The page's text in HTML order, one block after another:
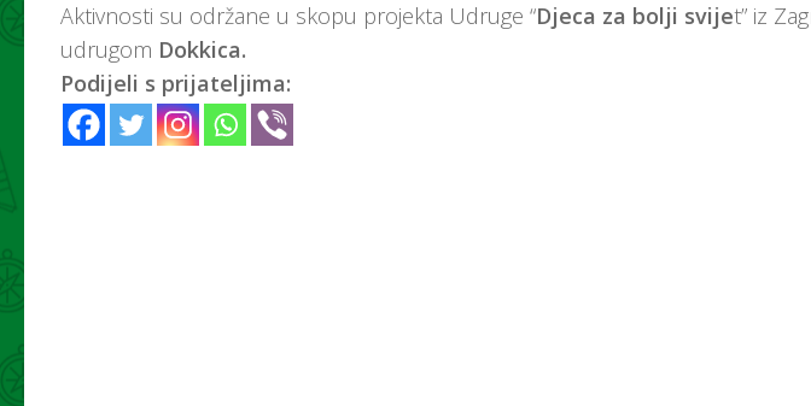
Aktivnosti su održane u skopu projekta Udruge “Djeca za bolji svijet” iz
udrugom Dokkica.
Podijeli s prijateljima: